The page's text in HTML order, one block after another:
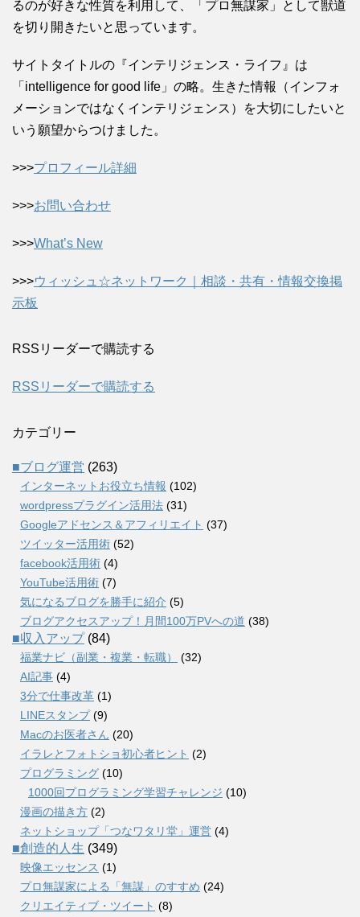
るのが好きな性質を利用して、「プロ無謀家」として獣道
を切り開きたいと思っています。
サイトタイトルの『インテリジェンス・ライフ』は
「intelligence for good life」の略。生きた情報（インフォ
メーションではなくインテリジェンス）を大切にしたいと
いう願望からつけました。
>>>プロフィール詳細
>>>お問い合わせ
>>>What’s New
>>>ウィッシュ☆ネットワーク｜相談・共有・情報交換掲
示板
RSSリーダーで購読する
RSSリーダーで購読する
カテゴリー
■ブログ運営 (263)
インターネットお役立ち情報 (102)
wordpressプラグイン活用法 (31)
Googleアドセンス＆アフィリエイト (37)
ツイッター活用術 (52)
facebook活用術 (4)
YouTube活用術 (7)
気になるブログを勝手に紹介 (5)
ブログアクセスアップ！月間100万PVへの道 (38)
■収入アップ(84)
福業ナビ（副業・複業・転職）
(32)
AI記事 (4)
3分で仕事改革 (1)
LINEスタンプ(9)
Macのお医者さん (20)
イラレとフォトショ初心者ヒント (2)
プログラミング (10)
1000回プログラミング学習チャレンジ (10)
漫画の描き方 (2)
ネットショップ「つなワタリ堂」運営 (4)
■創造的人生 (349)
映像エッセンス (1)
プロ無謀家による「無謀」のすすめ (24)
クリエイティブ・ツイート (8)